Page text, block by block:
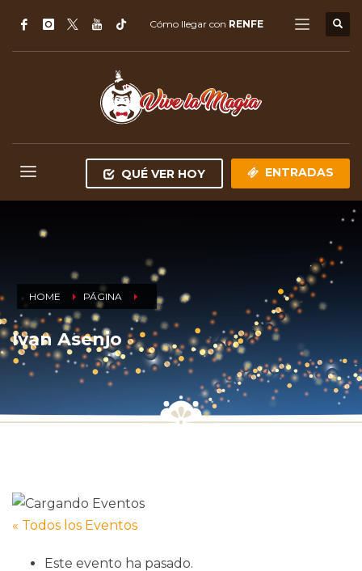
Cómo llegar con RENFE
QUÉ VER HOY ENTRADAS
HOME PÁGINA
Ivan Asenjo
« Todos los Eventos
Este evento ha pasado.